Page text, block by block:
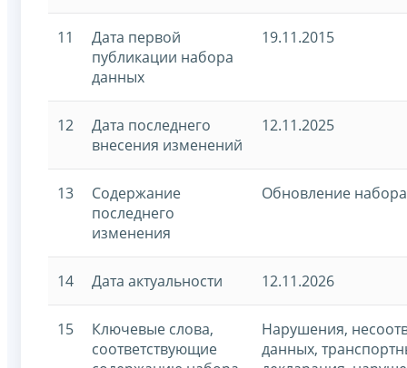
11
Дата первой
публикации набора
данных
19.11.2015
12
Дата последнего
внесения изменений
12.11.2025
13
Содержание
последнего
изменения
Обновление
14 Дата актуальности 12.11.2026
15
Ключевые слова,
соответствующие
Нарушения,
данных,